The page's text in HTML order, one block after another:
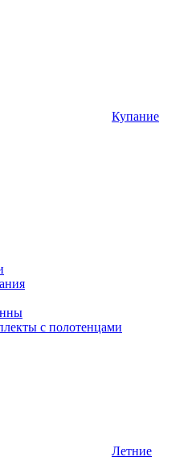
Купание
с полотенцами
Летние